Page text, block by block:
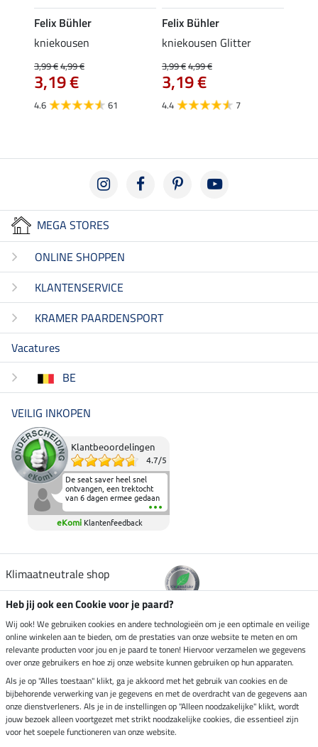
Felix Bühler
kniekousen
3,99 €4,99 €
3,19 €
4.6 61
Felix Bühler
kniekousen Glitter
3,99 €4,99 €
3,19 €
4.4 7
MEGA STORES
ONLINE SHOPPEN
KLANTENSERVICE
KRAMER PAARDENSPORT
Vacatures
BE
VEILIG INKOPEN
Klantbeoordelingen
4.7/5
De seat saver heel snel
ontvangen, een trektocht
van 6 dagen ermee gedaan
en deze heeft de beproeving
fantastisch doorstaan.
Heerlijk zacht om op te
elkaar in het zadel.
eKomi Klantenfeedback
Klimaatneutrale shop
Verzending per
Veilig betalen met
Impressum
Heb jij ook een Cookie voor je paard?
Wij ook! We gebruiken cookies en andere technologieën om je een optimale en veilige
online winkelen aan te bieden, om de prestaties van onze website te meten en om
relevante producten voor jou en je paard te tonen! Hiervoor verzamelen we gegevens
over onze gebruikers en hoe zij onze website kunnen gebruiken op hun apparaten.
Als je op "Alles toestaan" klikt, ga je akkoord met het gebruik van cookies en de
bijbehorende verwerking van je gegevens en met de overdracht van de gegevens aan
onze dienstverleners. Als je in de instellingen op "Alleen noodzakelijke" klikt, wordt
jouw bezoek alleen voortgezet met strikt noodzakelijke cookies, die essentieel zijn
voor het soepele functioneren van onze website.